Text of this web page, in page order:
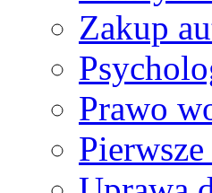
Zakup
Prawo